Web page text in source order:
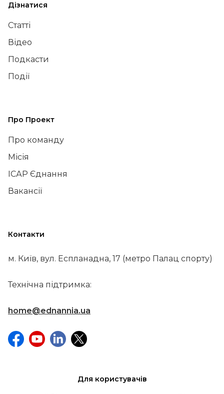
Дізнатися
Статті
Відео
Подкасти
Події
Про Проект
Про команду
Місія
ІСАР Єднання
Вакансії
Контакти
м. Київ, вул. Еспланадна, 17 (метро Палац спорту)
Технічна підтримка:
home@ednannia.ua
Для користувачів